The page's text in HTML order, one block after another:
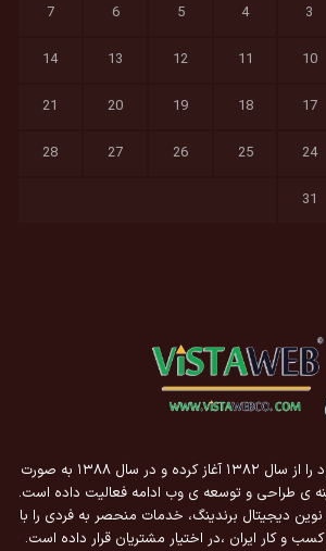
3
4
5
6
7
10
11
12
13
14
17
18
19
20
21
24
25
26
27
28
31
شرکت ویستا فعالیت خود را از سال ۱۳۸۲ آغاز کرده و در سال ۱۳۸۸ به صورت
ی طراحی و توسعه ی وب ادامه فعالیت داده است.
دیجیتال برندینگ، خدمات منحصر به فردی را با
و کار ایران ،در اختیار مشتریان قرار داده است.